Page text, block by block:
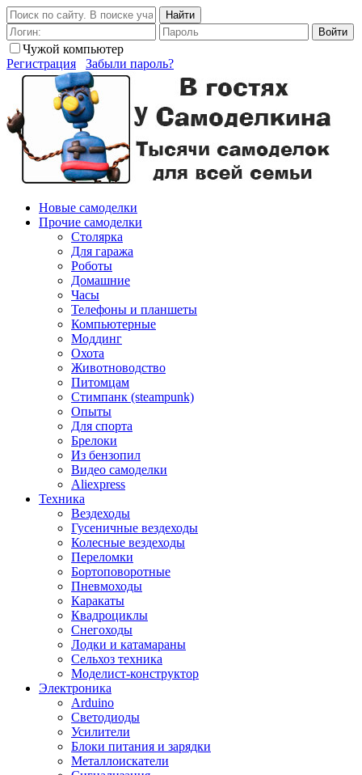
Найти
Войти
Чужой компьютер
Регистрация
Забыли пароль?
Новые самоделки
Прочие самоделки
Столярка
Для гаража
Роботы
Домашние
Часы
Телефоны и планшеты
Компьютерные
Моддинг
Охота
Животноводство
Питомцам
Стимпанк (steampunk)
Опыты
Для спорта
Брелоки
Из бензопил
Видео самоделки
Aliexpress
Техника
Вездеходы
Гусеничные вездеходы
Колесные вездеходы
Переломки
Бортоповоротные
Пневмоходы
Каракаты
Квадроциклы
Снегоходы
Лодки и катамараны
Сельхоз техника
Моделист-конструктор
Электроника
Arduino
Светодиоды
Усилители
Блоки питания и зарядки
Металлоискатели